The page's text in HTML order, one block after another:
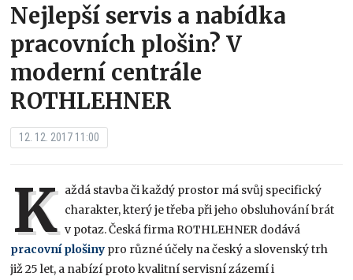
Nejlepší servis a nabídka
pracovních plošin? V
moderní centrále
ROTHLEHNER
12. 12. 2017 11:00
K aždá stavba či každý prostor má svůj specifický
charakter, který je třeba při jeho obsluhování brát
v potaz. Česká firma ROTHLEHNER dodává
pracovní plošiny pro různé účely na český a slovenský trh
již 25 let, a nabízí proto kvalitní servisní zázemí i